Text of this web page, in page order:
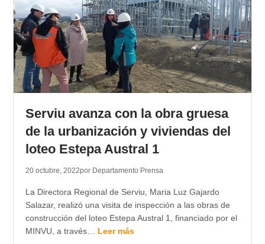
Serviu avanza con la obra gruesa
de la urbanización y viviendas del
loteo Estepa Austral 1
20 octubre, 2022por Departamento Prensa
La Directora Regional de Serviu, Maria Luz Gajardo
Salazar, realizó una visita de inspección a las obras de
construcción del loteo Estepa Austral 1, financiado por el
MINVU, a través… Leer más